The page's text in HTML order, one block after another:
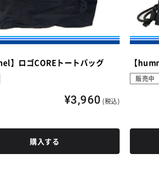
】ロゴCOREトートバッグ
¥3,960 (税込)
購入する
【
販売中